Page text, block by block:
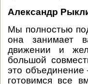
Александр
Мы полностью
она занимает
движении и
большой
это
готовимся все